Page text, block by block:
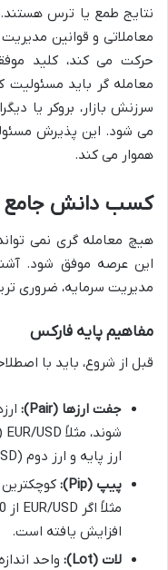
نتایج طمع یا ترس هستند.
معاملاتی و قوانین
حرکت می کند، کلید
معامله گر باید مسئولیت
سرزنش بازار، بروکر یا
می شود. این پذیرش
هموار می کند.
کسب دانش جامع
هیچ معامله گری نمی
این عرصه موفق شود.
مدیریت سرمایه، ضروری
مفاهیم پایه فارکس
قبل از شروع، باید با
جفت ارزها (Pair):
ارز پایه و ارز دوم (USD) ارز مظنه نامیده می شود.
پیپ (Pip):
افزایش یافته است.
لات (Lot):
واحد